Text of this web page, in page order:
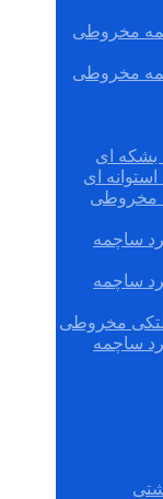
مخروطی
مخروطی
بشکه ای
ای
مخروطی
ساچمه
ساچمه
مخروطی
ساچمه